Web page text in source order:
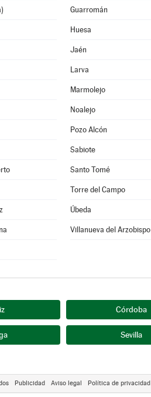
Guarromán
Huesa
Jaén
Larva
Marmolejo
Noalejo
Pozo Alcón
Sabiote
Santo Tomé
Torre del Campo
Úbeda
Villanueva del Arzobispo
Córdoba
Sevilla
Publicidad Aviso legal Política de privacidad